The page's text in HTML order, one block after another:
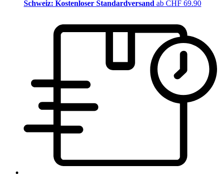
Schweiz: Kostenloser Standardversand ab CHF 69.90